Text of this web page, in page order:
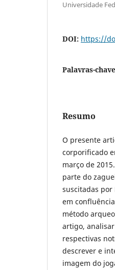
Universidade
DOI: https://
Palavras-
Resumo
O presente
corporificado
março de
parte do
suscitadas
em
método
artigo,
respectivas
descrever e
imagem do